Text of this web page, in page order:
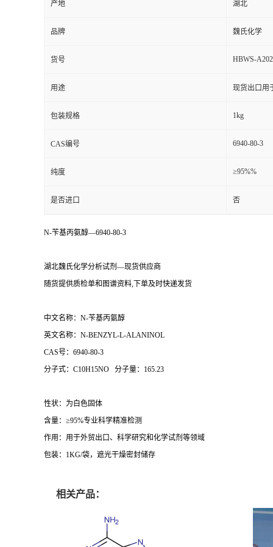
产地 湖北
品牌 魏氏化学
货号 HBWS-
用途 现货出口用
包装规格 1kg
CAS编号 6940-80-3
纯度 ≥95%%
是否进口 否
N-苄基丙氨醇—6940-80-3
湖北魏氏化学分析试剂—现货供应商
随货提供质检单和图谱资料,下单及时快递发货
中文名称：N-苄基丙氨醇
英文名称：N-BENZYL-L-ALANINOL
CAS号：6940-80-3
分子式：C10H15NO 分子量：165.23
性状：为白色固体
含量：≥95%专业科学精准检测
作用：用于外贸出口、科学研究和化学试剂等领域
包装：1KG/袋，遮光干燥密封储存
相关产品：